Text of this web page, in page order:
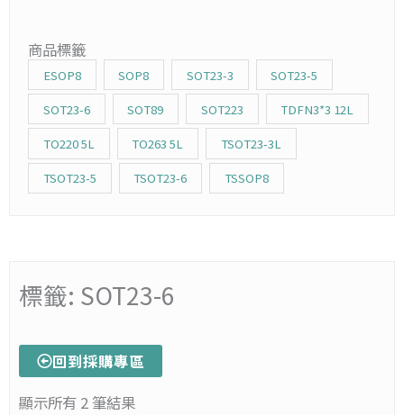
商品標籤
ESOP8 SOP8 SOT23-3 SOT23-5
SOT23-6 SOT89 SOT223 TDFN3*3 12L
TO220 5L TO263 5L TSOT23-3L
TSOT23-5 TSOT23-6 TSSOP8
標籤: SOT23-6
回到採購專區
顯示所有 2 筆結果